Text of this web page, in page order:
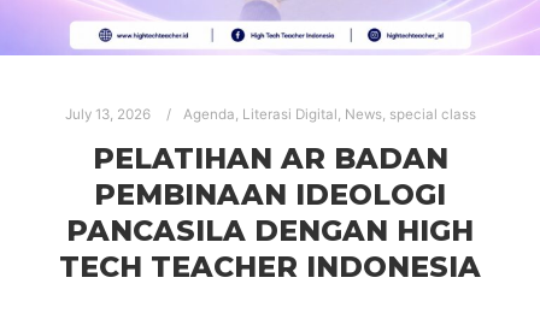
July 13, 2026 Agenda, Literasi Digital, News, special class
PELATIHAN AR BADAN
PEMBINAAN IDEOLOGI
PANCASILA DENGAN HIGH
TECH TEACHER INDONESIA